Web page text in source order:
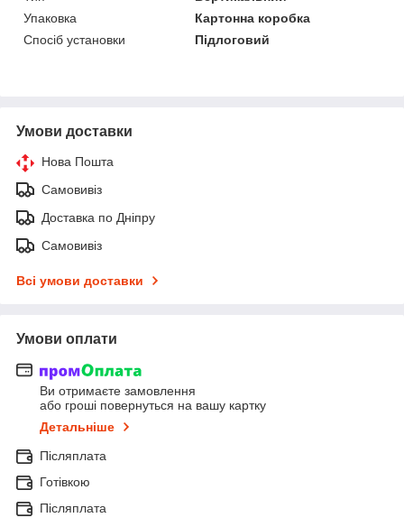
Упаковка
Картонна коробка
Спосіб установки
Підлоговий
Умови доставки
Нова Пошта
Самовивіз
Доставка по Дніпру
Самовивіз
Всі умови доставки
Умови оплати
Ви отримаєте замовлення
або гроші повернуться на вашу картку
Детальніше
Післяплата
Готівкою
Післяплата